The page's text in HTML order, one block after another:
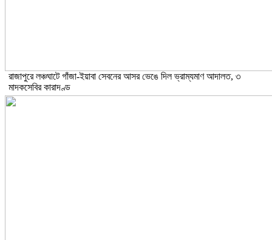
রাজাপুরে লঞ্চঘাটে গাঁজা-ইয়াবা সেবনের আসর ভেঙে দিল ভ্রাম্যমাণ আদালত, ৩
মাদকসেবির কারাদণ্ড